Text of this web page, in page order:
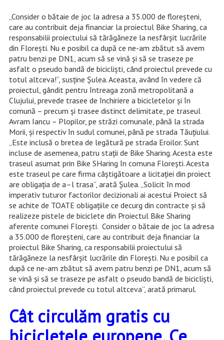
„Consider o bătaie de joc la adresa a 35.000 de floreşteni,
care au contribuit deja financiar la proiectul Bike Sharing, ca
responsabilii proiectului să tărăgăneze la nesfârşit lucrările
din Floreşti. Nu e posibil ca după ce ne-am zbătut să avem
patru benzi pe DN1, acum să se vină şi să se traseze pe
asfalt o pseudo bandă de biciclişti, când proiectul prevede cu
totul altceva!”, susține Șulea. Aceasta, având în vedere că
proiectul, gândit pentru întreaga zonă metropolitană a
Clujului, prevede trasee de închiriere a bicicletelor și în
comună – precum și trasee distinct delimitate, pe traseul
Avram Iancu – Plopilor, pe străzi comunale, până la strada
Morii, și respectiv în sudul comunei, până pe strada Tăuțiului.
„Este inclusă o bretea de legătură pe strada Eroilor. Sunt
incluse de asemenea, patru staţii de Bike Sharing. Acesta este
traseul asumat prin Bike SHaring în comuna Floreşti. Acesta
este traseul pe care firma câştigătoare a licitaţiei din proiect
are obligaţia de a–l trasa”, arată Șulea. „Solicit în mod
imperativ tuturor factorilor decizionali ai acestui Proiect să
se achite de TOATE obligaţiile ce decurg din contracte şi să
realizeze pistele de biciclete din Proiectul Bike Sharing
aferente comunei Floreşti. Consider o bătaie de joc la adresa
a 35.000 de floreşteni, care au contribuit deja financiar la
proiectul Bike Sharing, ca responsabilii proiectului să
tărăgăneze la nesfârşit lucrările din Floreşti. Nu e posibil ca
după ce ne-am zbătut să avem patru benzi pe DN1, acum să
se vină şi să se traseze pe asfalt o pseudo bandă de biciclişti,
când proiectul prevede cu totul altceva”, arată primarul.
Cât circulăm gratis cu